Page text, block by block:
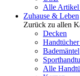
Alle Artikel
Zuhause & Leben
Zurück zu allen
Decken
Bademäntel
Alle